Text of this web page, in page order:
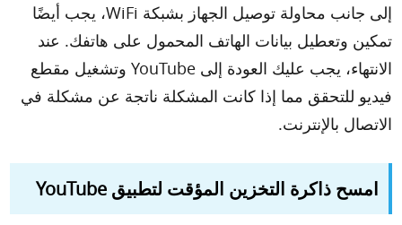
إلى جانب محاولة توصيل الجهاز بشبكة WiFi، يجب أيضًا
تمكين وتعطيل بيانات الهاتف المحمول على هاتفك. عند
الانتهاء، يجب عليك العودة إلى YouTube وتشغيل مقطع
فيديو للتحقق مما إذا كانت المشكلة ناتجة عن مشكلة في
الاتصال بالإنترنت.
امسح ذاكرة التخزين المؤقت لتطبيق YouTube